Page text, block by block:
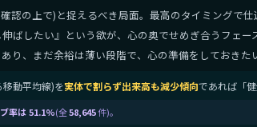
認の上で)と捉えるべき局面。最高のタイミングで
ばしたい』という欲が、心の奥でせめぎ合うフェー
り、まだ余裕は薄い段階で、心の準備をしておきた
動平均線)を実体で割らず出来高も減少傾向であれば「
率は 51.1%(全58,645件)。